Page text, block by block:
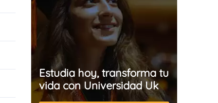
Estudia hoy, transforma tu
vida con Universidad Uk